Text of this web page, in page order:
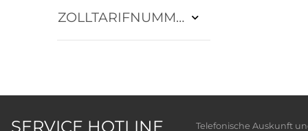
ZOLLTARIFNUMMER
SERVICE HOTLINE
Telefonische Auskunft